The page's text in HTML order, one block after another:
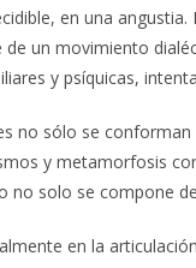
en una
un movimiento
y psíquicas,
no sólo se
y metamorfosis
no solo se compone
en la